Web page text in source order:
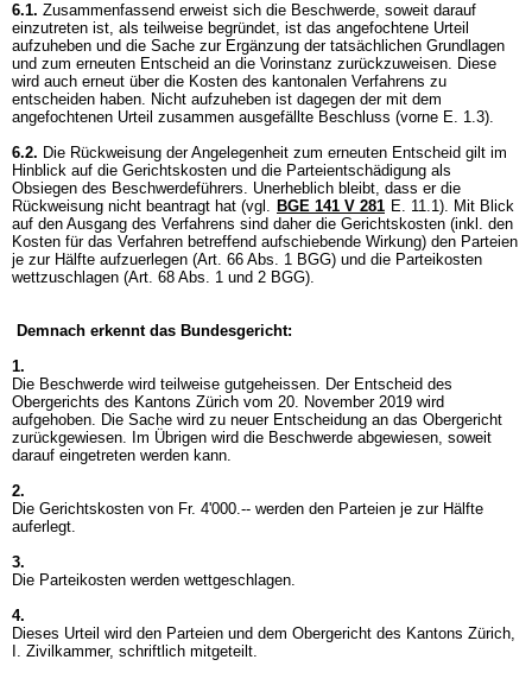
6.1. Zusammenfassend erweist sich die Beschwerde, soweit darauf
einzutreten ist, als teilweise begründet, ist das angefochtene Urteil
aufzuheben und die Sache zur Ergänzung der tatsächlichen Grundlagen
und zum erneuten Entscheid an die Vorinstanz zurückzuweisen. Diese
wird auch erneut über die Kosten des kantonalen Verfahrens zu
entscheiden haben. Nicht aufzuheben ist dagegen der mit dem
angefochtenen Urteil zusammen ausgefällte Beschluss (vorne E. 1.3).
6.2. Die Rückweisung der Angelegenheit zum erneuten Entscheid gilt im
Hinblick auf die Gerichtskosten und die Parteientschädigung als
Obsiegen des Beschwerdeführers. Unerheblich bleibt, dass er die
Rückweisung nicht beantragt hat (vgl. BGE 141 V 281 E. 11.1). Mit Blick
auf den Ausgang des Verfahrens sind daher die Gerichtskosten (inkl. den
Kosten für das Verfahren betreffend aufschiebende Wirkung) den Parteien
je zur Hälfte aufzuerlegen (Art. 66 Abs. 1 BGG) und die Parteikosten
wettzuschlagen (Art. 68 Abs. 1 und 2 BGG).
Demnach erkennt das Bundesgericht:
1.
Die Beschwerde wird teilweise gutgeheissen. Der Entscheid des
Obergerichts des Kantons Zürich vom 20. November 2019 wird
aufgehoben. Die Sache wird zu neuer Entscheidung an das Obergericht
zurückgewiesen. Im Übrigen wird die Beschwerde abgewiesen, soweit
darauf eingetreten werden kann.
2.
Die Gerichtskosten von Fr. 4'000.-- werden den Parteien je zur Hälfte
auferlegt.
3.
Die Parteikosten werden wettgeschlagen.
4.
Dieses Urteil wird den Parteien und dem Obergericht des Kantons Zürich,
I. Zivilkammer, schriftlich mitgeteilt.